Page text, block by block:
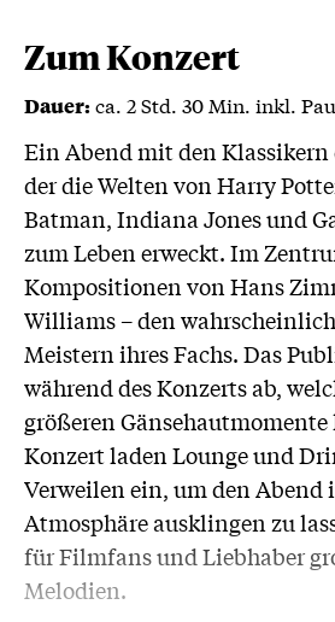
Zum Konzert
Dauer:ca. 2 Std. 30 Min. inkl.
Ein Abend mit den
der die Welten von Harry
Batman, Indiana Jones und
zum Leben erweckt. Im
Kompositionen von Hans
Williams – den
Meistern ihres Fachs. Das
während des Konzerts ab,
größeren
Konzert laden Lounge und
Verweilen ein, um den Abend
Atmosphäre ausklingen zu
für Filmfans und Liebhaber
Melodien.